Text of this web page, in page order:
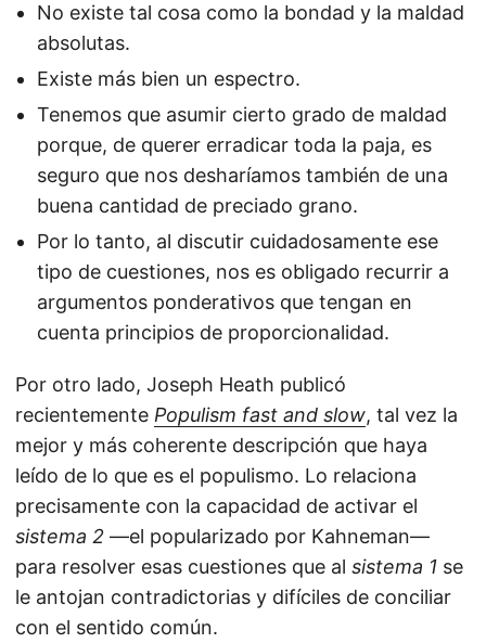
No existe tal cosa como la bondad y la maldad
absolutas.
Existe más bien un espectro.
Tenemos que asumir cierto grado de maldad
porque, de querer erradicar toda la paja, es
seguro que nos desharíamos también de una
buena cantidad de preciado grano.
Por lo tanto, al discutir cuidadosamente ese
tipo de cuestiones, nos es obligado recurrir a
argumentos ponderativos que tengan en
cuenta principios de proporcionalidad.
Por otro lado, Joseph Heath publicó
recientemente Populism fast and slow, tal vez la
mejor y más coherente descripción que haya
leído de lo que es el populismo. Lo relaciona
precisamente con la capacidad de activar el
sistema 2 —el popularizado por Kahneman—
para resolver esas cuestiones que al sistema 1 se
le antojan contradictorias y difíciles de conciliar
con el sentido común.